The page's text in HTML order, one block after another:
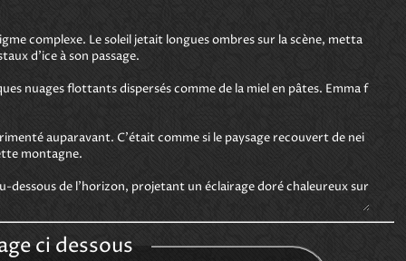
complexe. Le soleil jetait longues ombres sur la scène, metta
d'ice à son passage.
nuages flottants dispersés comme de la miel en pâtes. Emma f
auparavant. C'était comme si le paysage recouvert de nei
montagne.
dessous de l'horizon, projetant un éclairage doré chaleureux sur
ci dessous